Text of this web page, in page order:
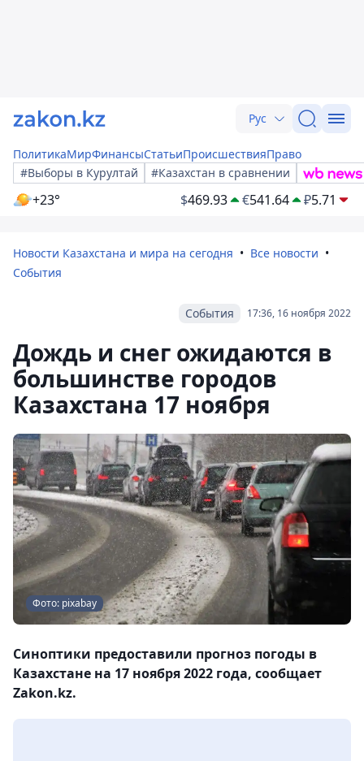
Рус
ПолитикаМирФинансыСтатьиПроисшествияПраво
#Выборы в Курултай
#Казахстан в сравнении
+23° $469.93 €541.64 ₽5.71
Новости Казахстана и мира на сегодня
Все новости
События
17:36, 16 ноября 2022
События
Дождь и снег ожидаются в
большинстве городов
Казахстана 17 ноября
Фото: pixabay
Синоптики предоставили прогноз погоды в
Казахстане на 17 ноября 2022 года, сообщает
Zakon.kz.